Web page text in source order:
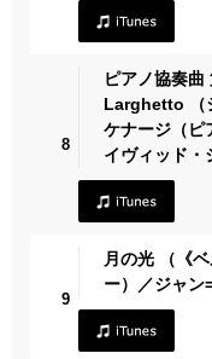
8
ピアノ協奏曲
Larghetto （
ケナージ（ピ
イヴィッド・
9
月の光 （《
ー）／ジャン